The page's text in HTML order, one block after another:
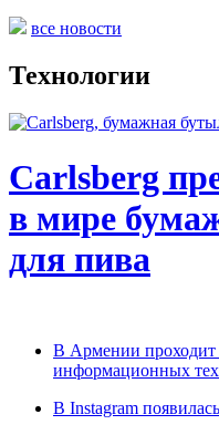
все новости
Технологии
Carlsberg
в мире
для пива
В Армении проходит
информационных
В Instagram